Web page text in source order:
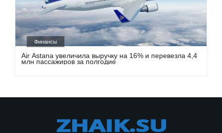
Финансы
Air Astana увеличила выручку на 16% и перевезла 4,4
млн пассажиров за полгодие